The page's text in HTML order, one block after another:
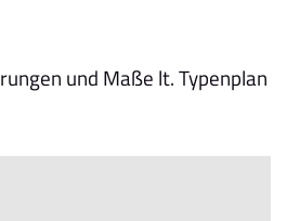
und Maße lt. Typenplan